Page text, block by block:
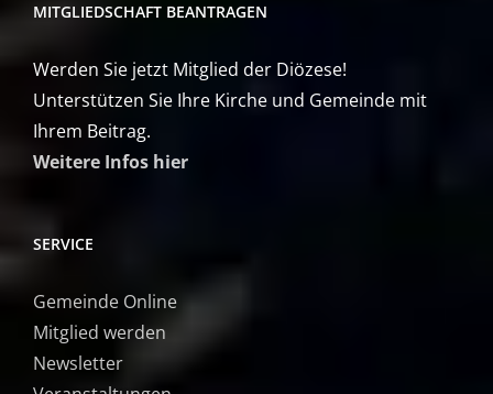
MITGLIEDSCHAFT BEANTRAGEN
Werden Sie jetzt Mitglied der Diözese!
Unterstützen Sie Ihre Kirche und Gemeinde mit
Ihrem Beitrag.
Weitere Infos hier
SERVICE
Gemeinde Online
Mitglied werden
Newsletter